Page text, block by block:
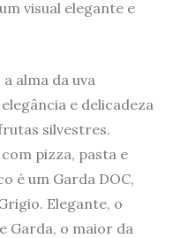
visual elegante e
alma da uva
e delicadeza
silvestres.
pizza, pasta e
é um Garda DOC,
Elegante, o
Garda, o maior da